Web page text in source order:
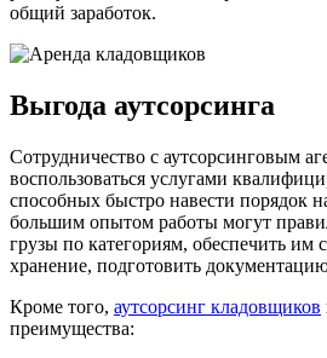
общий заработок.
Выгода аутсорсинга
Сотрудничество с аутсорсинговым
воспользоваться услугами
способных быстро навести порядок
большим опытом работы могут
грузы по категориям, обеспечить им
хранение, подготовить
Кроме того, аутсорсинг кладовщиков
преимущества: